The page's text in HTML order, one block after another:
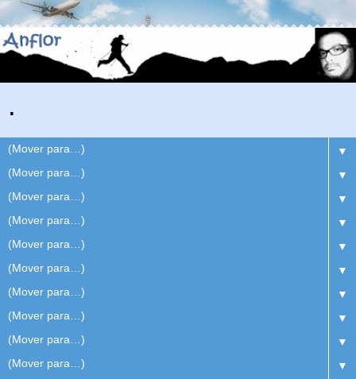
.
▼
▼
▼
▼
▼
▼
▼
▼
▼
▼